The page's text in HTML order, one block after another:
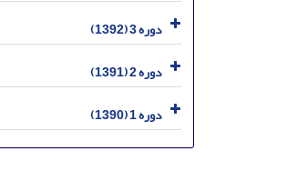
دوره 3 (1392)
دوره 2 (1391)
دوره 1 (1390)